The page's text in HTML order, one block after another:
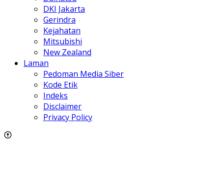
DKI Jakarta
Gerindra
Kejahatan
Mitsubishi
New Zealand
Laman
Pedoman Media Siber
Kode Etik
Indeks
Disclaimer
Privacy Policy